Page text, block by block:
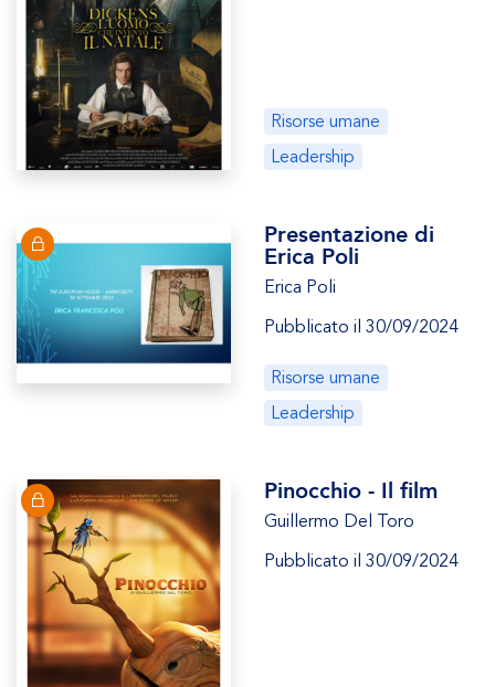
Risorse umane
Leadership
Presentazione di
Erica Poli
Erica Poli
Pubblicato il 30/09/2024
Risorse umane
Leadership
Pinocchio - Il film
Guillermo Del Toro
Pubblicato il 30/09/2024